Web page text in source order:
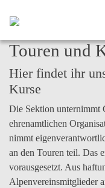
Touren und
Hier findet ihr
Kurse
Die Sektion unternimmt
ehrenamtlichen
nimmt
an den Touren teil. Das
vorausgesetzt. Aus
Alpenvereinsmitglieder